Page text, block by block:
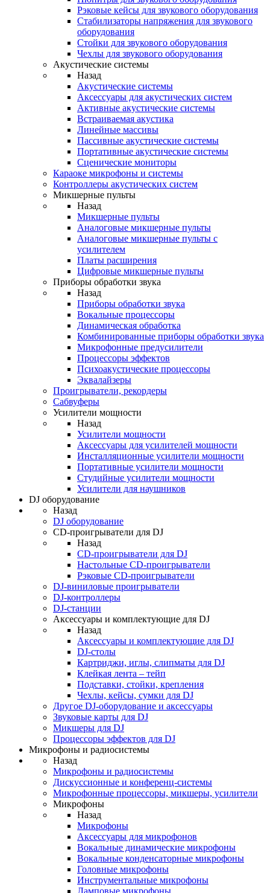
Рэковые кейсы для звукового оборудования
Стабилизаторы напряжения для звукового
оборудования
Стойки для звукового оборудования
Чехлы для звукового оборудования
Акустические системы
Назад
Акустические системы
Аксессуары для акустических систем
Активные акустические системы
Встраиваемая акустика
Линейные массивы
Пассивные акустические системы
Портативные акустические системы
Сценические мониторы
Караоке микрофоны и системы
Контроллеры акустических систем
Микшерные пульты
Назад
Микшерные пульты
Аналоговые микшерные пульты
Аналоговые микшерные пульты с
усилителем
Платы расширения
Цифровые микшерные пульты
Приборы обработки звука
Назад
Приборы обработки звука
Вокальные процессоры
Динамическая обработка
Комбинированные приборы обработки звука
Микрофонные предусилители
Процессоры эффектов
Психоакустические процессоры
Эквалайзеры
Проигрыватели, рекордеры
Сабвуферы
Усилители мощности
Назад
Усилители мощности
Аксессуары для усилителей мощности
Инсталляционные усилители мощности
Портативные усилители мощности
Студийные усилители мощности
Усилители для наушников
DJ оборудование
Назад
DJ оборудование
CD-проигрыватели для DJ
Назад
CD-проигрыватели для DJ
Настольные CD-проигрыватели
Рэковые CD-проигрыватели
DJ-виниловые проигрыватели
DJ-контроллеры
DJ-станции
Аксессуары и комплектующие для DJ
Назад
Аксессуары и комплектующие для DJ
DJ-столы
Картриджи, иглы, слипматы для DJ
Клейкая лента – тейп
Подставки, стойки, крепления
Чехлы, кейсы, сумки для DJ
Другое DJ-оборудование и аксессуары
Звуковые карты для DJ
Микшеры для DJ
Процессоры эффектов для DJ
Микрофоны и радиосистемы
Назад
Микрофоны и радиосистемы
Дискуссионные и конференц-системы
Микрофонные процессоры, микшеры, усилители
Микрофоны
Назад
Микрофоны
Аксессуары для микрофонов
Вокальные динамические микрофоны
Вокальные конденсаторные микрофоны
Головные микрофоны
Инструментальные микрофоны
Ламповые микрофоны